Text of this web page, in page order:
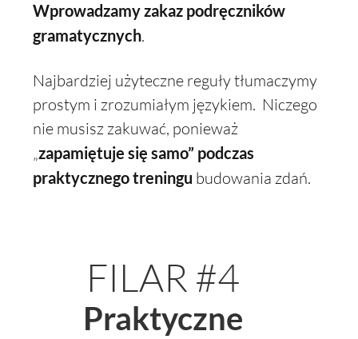
Wprowadzamy zakaz podręczników
gramatycznych.
Najbardziej użyteczne reguły tłumaczymy
prostym i zrozumiałym językiem. Niczego
nie musisz zakuwać, ponieważ
„zapamiętuje się samo” podczas
praktycznego treningu budowania zdań.
FILAR #4
Praktyczne